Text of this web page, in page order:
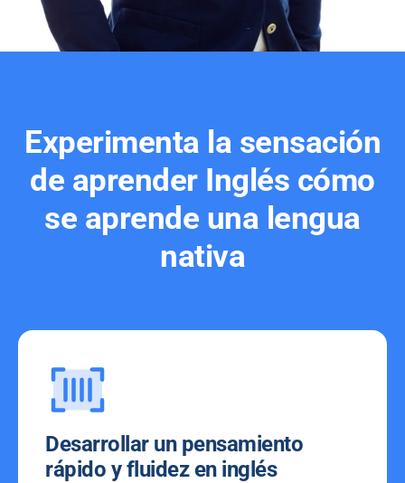
Experimenta la sensación
de aprender Inglés cómo
se aprende una lengua
nativa
Desarrollar un pensamiento
rápido y fluidez en inglés